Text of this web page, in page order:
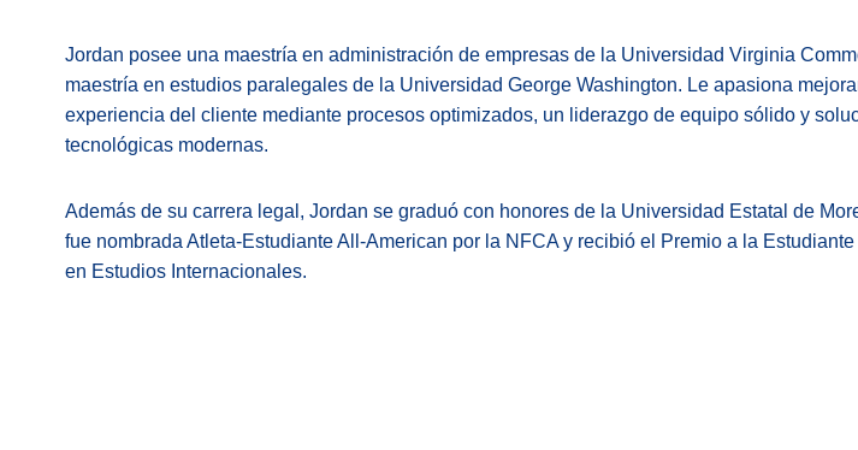
Jordan posee una maestría en administración de empresas de la Universidad Virginia
maestría en estudios paralegales de la Universidad George Washington. Le apasiona
experiencia del cliente mediante procesos optimizados, un liderazgo de equipo sólido y
tecnológicas modernas.
Además de su carrera legal, Jordan se graduó con honores de la Universidad Estatal de
fue nombrada Atleta-Estudiante All-American por la NFCA y recibió el Premio a la
en Estudios Internacionales.